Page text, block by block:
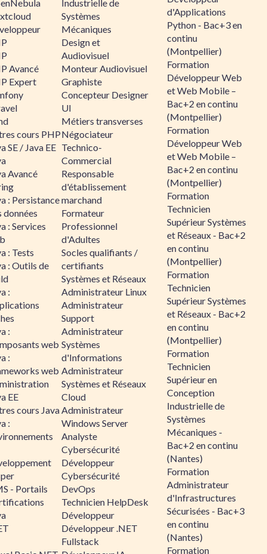
Avancé
Expert
cours PHP
SE / Java EE
Avancé
: Persistance
données
: Services
: Tests
: Outils de
:
:
web
:
web
EE
cours Java
:
- Portails
Industrielle de
Systèmes
Mécaniques
Design et
Audiovisuel
Monteur Audiovisuel
Graphiste
Concepteur Designer
UI
Métiers transverses
Négociateur
Technico-
Commercial
Responsable
d'établissement
marchand
Formateur
Professionnel
d'Adultes
Socles qualifiants /
certifiants
Systèmes et Réseaux
Administrateur Linux
Administrateur
Support
Administrateur
Systèmes
d'Informations
Administrateur
Systèmes et Réseaux
Cloud
Administrateur
Windows Server
Analyste
Cybersécurité
Développeur
Cybersécurité
DevOps
Technicien HelpDesk
Développeur
Développeur .NET
Fullstack
d'Applications
Python - Bac+3 en
continu
(Montpellier)
Formation
Développeur Web
et Web Mobile –
Bac+2 en continu
(Montpellier)
Formation
Développeur Web
et Web Mobile –
Bac+2 en continu
(Montpellier)
Formation
Technicien
Supérieur Systèmes
et Réseaux - Bac+2
en continu
(Montpellier)
Formation
Technicien
Supérieur Systèmes
et Réseaux - Bac+2
en continu
(Montpellier)
Formation
Technicien
Supérieur en
Conception
Industrielle de
Systèmes
Mécaniques -
Bac+2 en continu
(Nantes)
Formation
Administrateur
d'Infrastructures
Sécurisées - Bac+3
en continu
(Nantes)
Formation